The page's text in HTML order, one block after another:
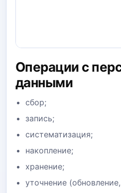
Операции с
данными
сбор;
запись;
систематизация;
накопление;
хранение;
уточнение